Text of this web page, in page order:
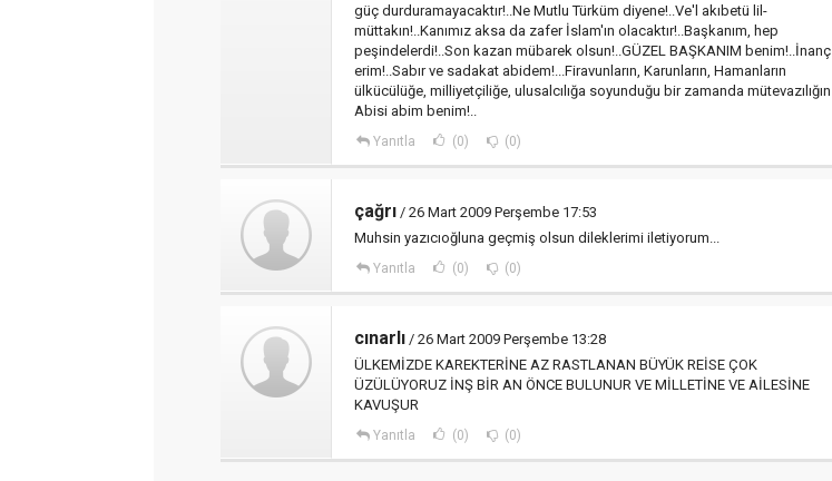
güç durduramayacaktır!..Ne Mutlu Türküm diyene!..Ve'l akıbetü lil-
müttakın!..Kanımız aksa da zafer İslam'ın olacaktır!..Başkanım, hep
peşindelerdi!..Son kazan mübarek olsun!..GÜZEL BAŞKANIM benim!..İnanç
erim!..Sabır ve sadakat abidem!...Firavunların, Karunların, Hamanların
ülkücülüğe, milliyetçiliğe, ulusalcılığa soyunduğu bir zamanda mütevazılığın
Abisi abim benim!..
Yanıtla (0) (0)
çağrı / 26 Mart 2009 Perşembe 17:53
Muhsin yazıcıoğluna geçmiş olsun dileklerimi iletiyorum...
Yanıtla (0) (0)
cınarlı / 26 Mart 2009 Perşembe 13:28
ÜLKEMİZDE KAREKTERİNE AZ RASTLANAN BÜYÜK REİSE ÇOK
ÜZÜLÜYORUZ İNŞ BİR AN ÖNCE BULUNUR VE MİLLETİNE VE AİLESİNE
KAVUŞUR
Yanıtla (0) (0)